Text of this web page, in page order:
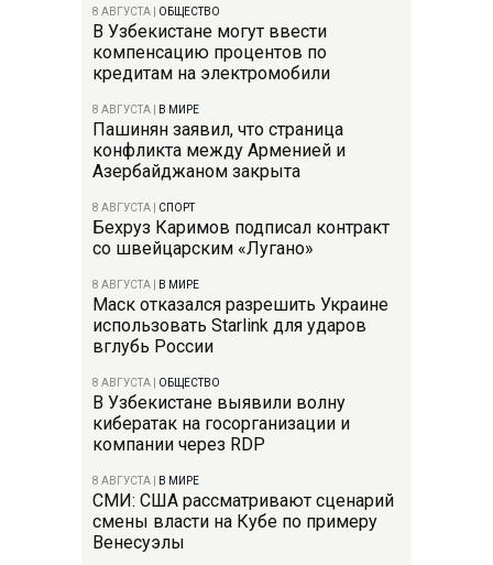
8 АВГУСТА ОБЩЕСТВО
В Узбекистане могут ввести
компенсацию процентов по
кредитам на электромобили
8 АВГУСТА В МИРЕ
Пашинян заявил, что страница
конфликта между Арменией и
Азербайджаном закрыта
8 АВГУСТА СПОРТ
Бехруз Каримов подписал контракт
со швейцарским «Лугано»
8 АВГУСТА В МИРЕ
Маск отказался разрешить Украине
использовать Starlink для ударов
вглубь России
8 АВГУСТА ОБЩЕСТВО
В Узбекистане выявили волну
кибератак на госорганизации и
компании через RDP
8 АВГУСТА В МИРЕ
СМИ: США рассматривают сценарий
смены власти на Кубе по примеру
Венесуэлы